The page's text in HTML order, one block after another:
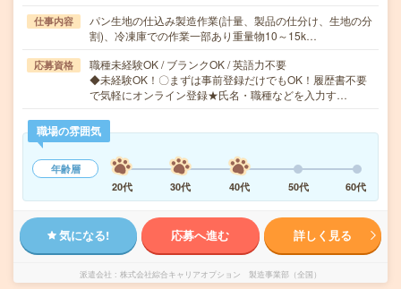
仕事内容
パン生地の仕込み製造作業(計量、製品の仕分け、生地の分
割)、冷凍庫での作業一部あり重量物10～15k…
応募資格
職種未経験OK / ブランクOK / 英語力不要
◆未経験OK！〇まずは事前登録だけでもOK！履歴書不要
で気軽にオンライン登録★氏名・職種などを入力す…
職場の雰囲気
年齢層
20代
30代 40代 50代 60代
気になる! 応募へ進む 詳しく見る
派遣会社 株式会社綜合キャリアオプション 製造事業部（全国）